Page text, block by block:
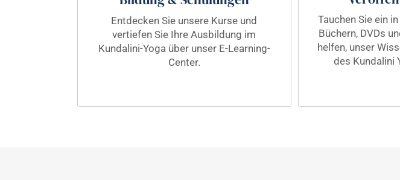
Entdecken Sie unsere Kurse und
vertiefen Sie Ihre Ausbildung im
Kundalini-Yoga über unser E-Learning-
Center.
Tauchen Sie ein
Büchern, DVDs
helfen, unser
des Kundalini